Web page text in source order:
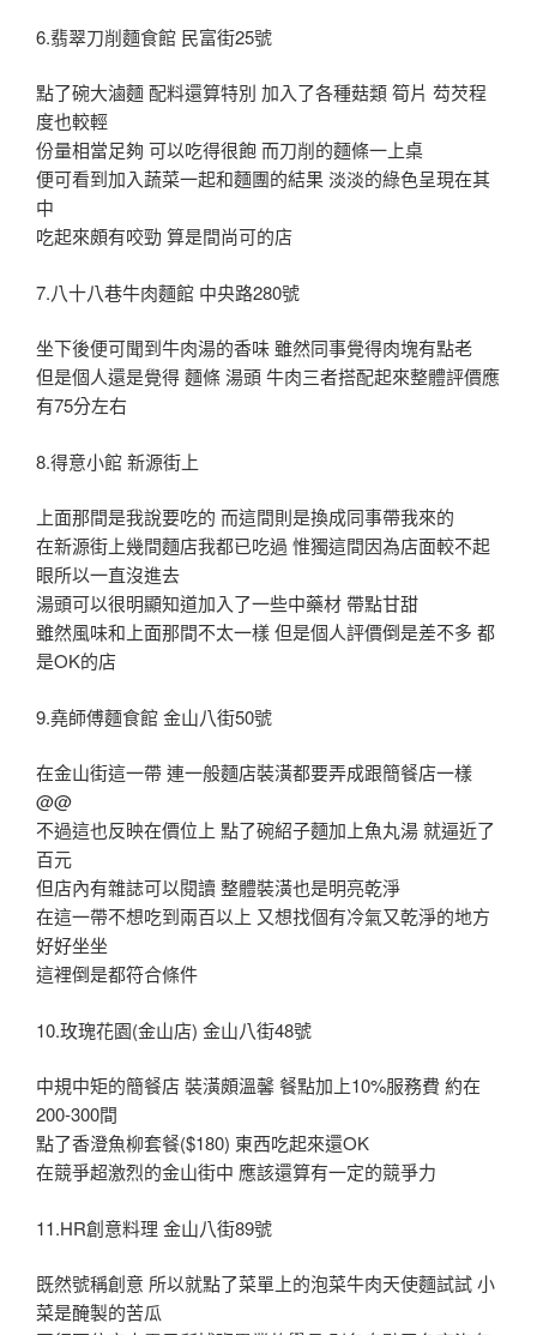
6.翡翠刀削麵食館 民富街25號
點了碗大滷麵 配料還算特別 加入了各種菇類 筍片 芶芡程
度也較輕
份量相當足夠 可以吃得很飽 而刀削的麵條一上桌
便可看到加入蔬菜一起和麵團的結果 淡淡的綠色呈現在其
中
吃起來頗有咬勁 算是間尚可的店
7.八十八巷牛肉麵館 中央路280號
坐下後便可聞到牛肉湯的香味 雖然同事覺得肉塊有點老
但是個人還是覺得 麵條 湯頭 牛肉三者搭配起來整體評價應
有75分左右
8.得意小館 新源街上
上面那間是我說要吃的 而這間則是換成同事帶我來的
在新源街上幾間麵店我都已吃過 惟獨這間因為店面較不起
眼所以一直沒進去
湯頭可以很明顯知道加入了一些中藥材 帶點甘甜
雖然風味和上面那間不太一樣 但是個人評價倒是差不多 都
是OK的店
9.堯師傅麵食館 金山八街50號
在金山街這一帶 連一般麵店裝潢都要弄成跟簡餐店一樣
@@
不過這也反映在價位上 點了碗紹子麵加上魚丸湯 就逼近了
百元
但店內有雜誌可以閱讀 整體裝潢也是明亮乾淨
在這一帶不想吃到兩百以上 又想找個有冷氣又乾淨的地方
好好坐坐
這裡倒是都符合條件
10.玫瑰花園(金山店) 金山八街48號
中規中矩的簡餐店 裝潢頗溫馨 餐點加上10%服務費 約在
200-300間
點了香澄魚柳套餐($180) 東西吃起來還OK
在競爭超激烈的金山街中 應該還算有一定的競爭力
11.HR創意料理 金山八街89號
既然號稱創意 所以就點了菜單上的泡菜牛肉天使麵試試 小
菜是醃製的苦瓜